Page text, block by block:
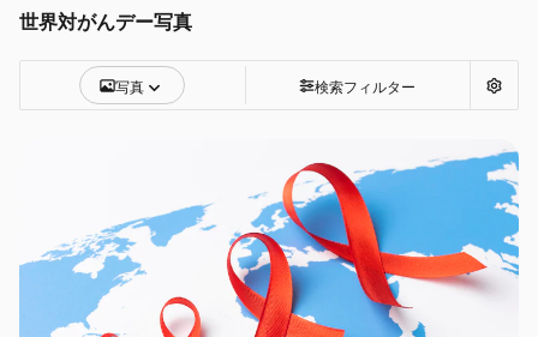
世界対がんデー写真
写真 検索フィルター